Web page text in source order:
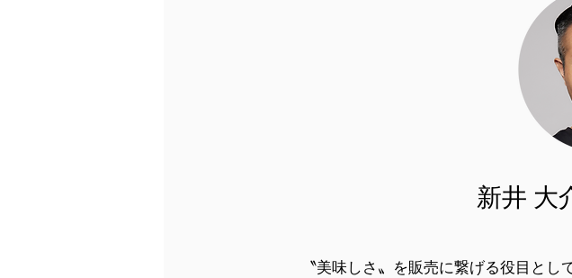
新井 大
〝美味しさ〟 を販売に繋げる役目とし